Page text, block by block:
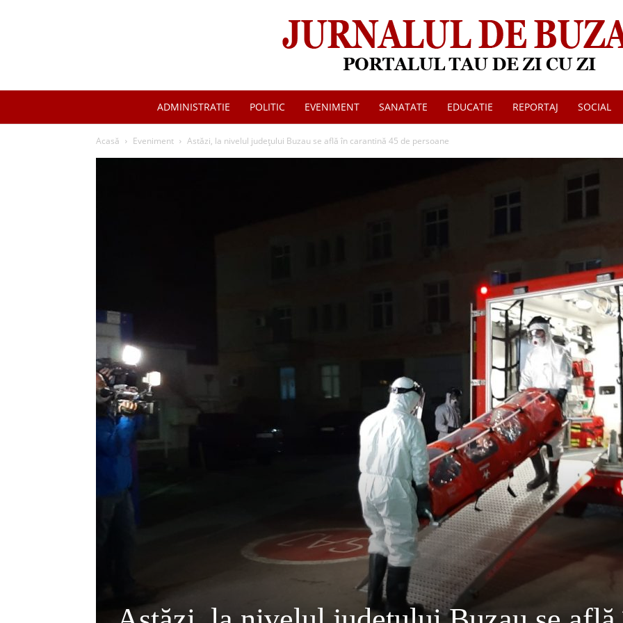
Jurnalul
Buzau
ADMINISTRATIE POLITIC EVENIMENT SANATATE EDUCATIE REPORTAJ SOCIAL
Acasă Eveniment Astăzi, la nivelul județului Buzau se află în carantină 45 de persoane